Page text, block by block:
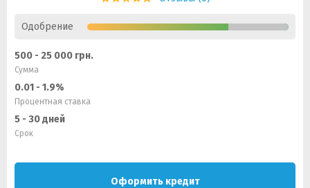
Одобрение
500 - 25 000 грн.
Сумма
0.01 - 1.9%
Процентная ставка
5 - 30 дней
Срок
Оформить кредит